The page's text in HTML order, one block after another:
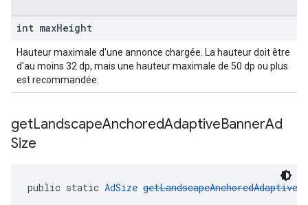
int maxHeight
Hauteur maximale d'une annonce chargée. La hauteur doit être
d'au moins 32 dp, mais une hauteur maximale de 50 dp ou plus
est recommandée.
getLandscapeAnchoredAdaptiveBannerAd
Size
public static AdSize